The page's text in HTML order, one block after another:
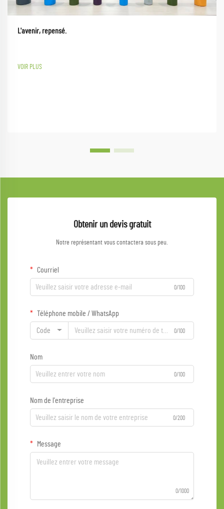
L'avenir, repensé.
VOIR PLUS
Obtenir un devis gratuit
Notre représentant vous contactera sous peu.
Courriel
0/100
Téléphone mobile / WhatsApp
Code 0/100
Nom
0/100
Nom de l'entreprise
0/200
Message
0/1000